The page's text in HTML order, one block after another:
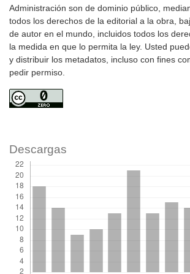
Administración son de dominio público,
todos los derechos de la editorial a la obra,
de autor en el mundo, incluidos todos los
la medida en que lo permita la ley. Usted
y distribuir los metadatos, incluso con fines
pedir permiso.
Descargas